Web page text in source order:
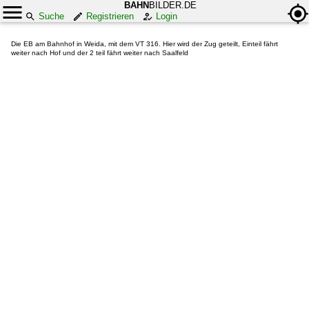
BAHN BILDER.DE
Suche
Registrieren Login
Die EB am Bahnhof in Weida, mit dem VT 316. Hier wird der Zug geteilt, Einteil fährt
weiter nach Hof und der 2 teil fährt weiter nach Saalfeld